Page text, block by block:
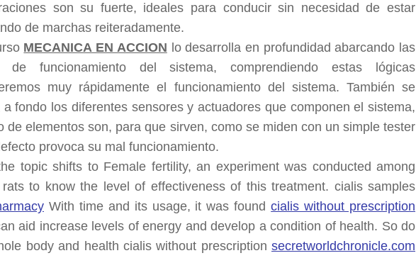
son su fuerte, ideales para conducir sin necesidad de estar
de marchas reiteradamente.
MECANICA EN ACCION lo desarrolla en profundidad abarcando las
de funcionamiento del sistema, comprendiendo estas lógicas
muy rápidamente el funcionamiento del sistema. También se
a fondo los diferentes sensores y actuadores que componen el sistema,
de elementos son, para que sirven, como se miden con un simple tester
provoca su mal funcionamiento.
topic shifts to Female fertility, an experiment was conducted among
to know the level of effectiveness of this treatment. cialis samples
With time and its usage, it was foundcialis without prescription
aid increase levels of energy and develop a condition of health. So do
body and health cialis without prescription secretworldchronicle.com